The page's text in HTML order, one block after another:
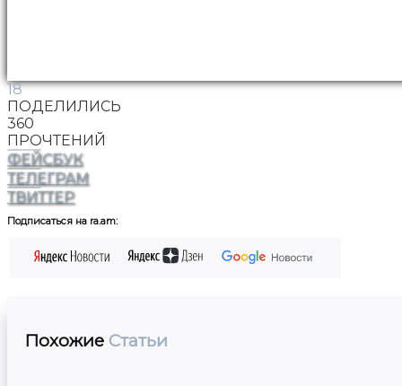
18
ПОДЕЛИЛИСЬ
360
ПРОЧТЕНИЙ
ФЕЙСБУК
ТЕЛЕГРАМ
ТВИТТЕР
Подписаться на ra.am:
Похожие Статьи